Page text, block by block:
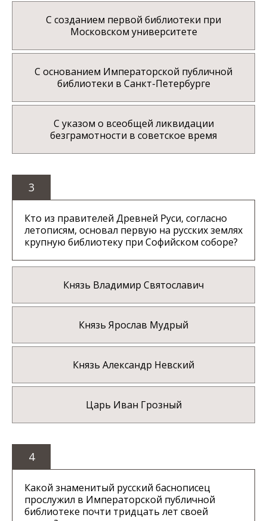
С созданием первой библиотеки при
Московском университете
С основанием Императорской публичной
библиотеки в Санкт-Петербурге
С указом о всеобщей ликвидации
безграмотности в советское время
3
Кто из правителей Древней Руси, согласно
летописям, основал первую на русских землях
крупную библиотеку при Софийском соборе?
Князь Владимир Святославич
Князь Ярослав Мудрый
Князь Александр Невский
Царь Иван Грозный
4
Какой знаменитый русский баснописец
прослужил в Императорской публичной
библиотеке почти тридцать лет своей